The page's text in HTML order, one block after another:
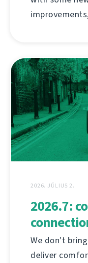
2026. JÚLIUS 2.
2026.7:
We don't
deliver